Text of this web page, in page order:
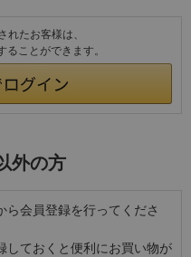
たお客様は、
ことができます。
外の方
会員登録を行ってくださ
しておくと便利にお買い物が